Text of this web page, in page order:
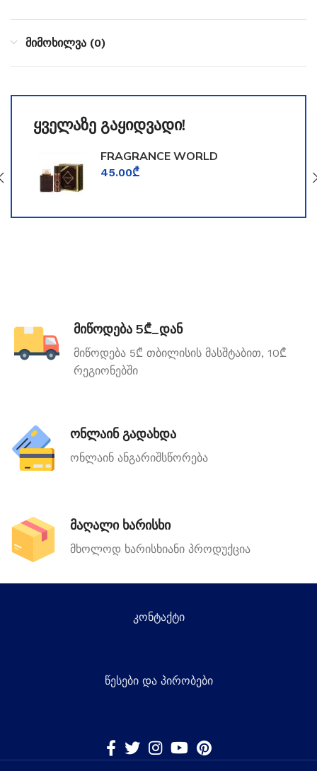
მიმოხილვა (0)
ყველაზე გაყიდვადი!
FRAGRANCE WORLD
TOOMFORD
45.00₾
მიწოდება 5₾_დან
მიწოდება 5₾ თბილისის მასშტაბით, 10₾
რეგიონებში
ონლაინ გადახდა
ონლაინ ანგარიშსწორება
მაღალი ხარისხი
მხოლოდ ხარისხიანი პროდუქცია
კონტაქტი
წესები და პირობები